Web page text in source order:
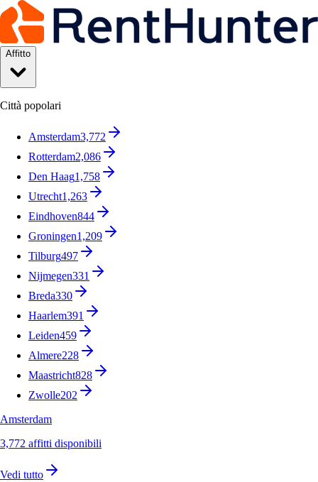
Affitto
Città popolari
Amsterdam3,772
Rotterdam2,086
Den Haag1,758
Utrecht1,263
Eindhoven844
Groningen1,209
Tilburg497
Nijmegen331
Breda330
Haarlem391
Leiden459
Almere228
Maastricht828
Zwolle202
Amsterdam
3,772 affitti disponibili
Vedi tutto